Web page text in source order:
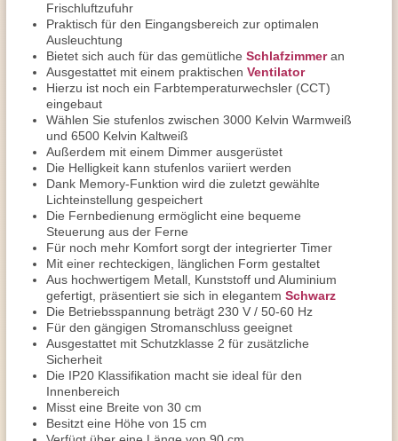
Frischluftzufuhr
Praktisch für den Eingangsbereich zur optimalen
Ausleuchtung
Bietet sich auch für das gemütliche Schlafzimmeran
Ausgestattet mit einem praktischen Ventilator
Hierzu ist noch ein Farbtemperaturwechsler (CCT)
eingebaut
Wählen Sie stufenlos zwischen 3000 Kelvin Warmweiß
und 6500 Kelvin Kaltweiß
Außerdem mit einem Dimmer ausgerüstet
Die Helligkeit kann stufenlos variiert werden
Dank Memory-Funktion wird die zuletzt gewählte
Lichteinstellung gespeichert
Die Fernbedienung ermöglicht eine bequeme
Steuerung aus der Ferne
Für noch mehr Komfort sorgt der integrierter Timer
Mit einer rechteckigen, länglichen Form gestaltet
Aus hochwertigem Metall, Kunststoff und Aluminium
gefertigt, präsentiert sie sich in elegantem Schwarz
Die Betriebsspannung beträgt 230 V / 50-60 Hz
Für den gängigen Stromanschluss geeignet
Ausgestattet mit Schutzklasse 2 für zusätzliche
Sicherheit
Die IP20 Klassifikation macht sie ideal für den
Innenbereich
Misst eine Breite von 30 cm
Besitzt eine Höhe von 15 cm